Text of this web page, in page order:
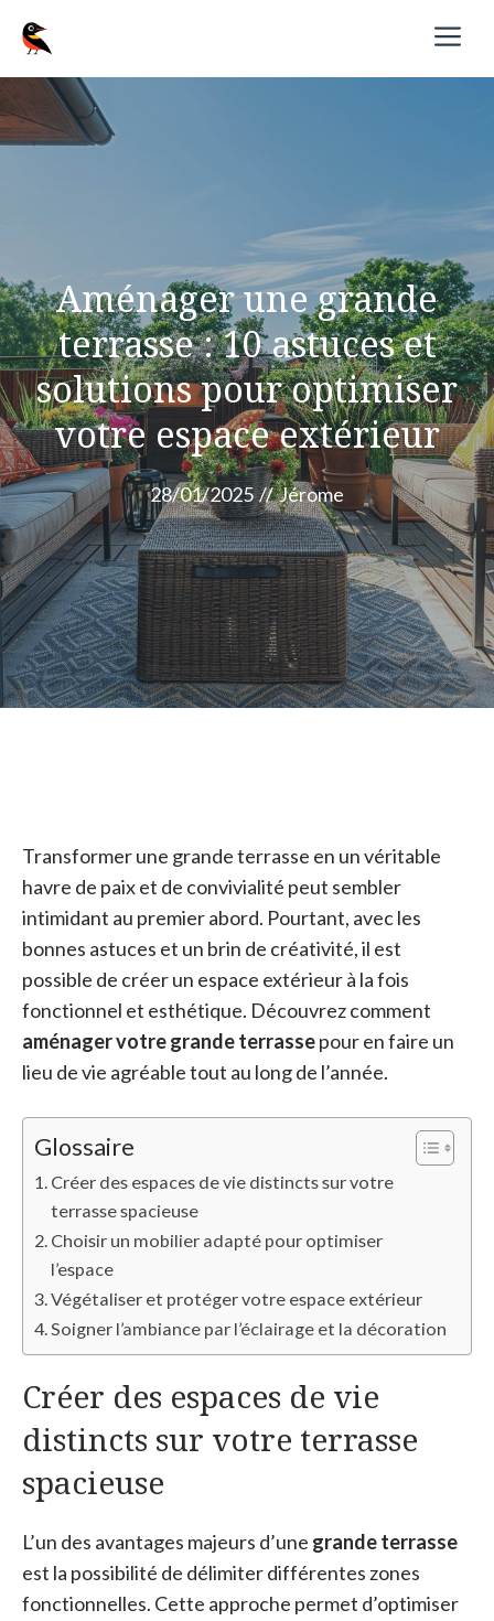
contenu
Aménager une grande
terrasse : 10 astuces et
solutions pour optimiser
votre espace extérieur
28/01/2025 // Jérome
Transformer une grande terrasse en un véritable
havre de paix et de convivialité peut sembler
intimidant au premier abord. Pourtant, avec les
bonnes astuces et un brin de créativité, il est
possible de créer un espace extérieur à la fois
fonctionnel et esthétique. Découvrez comment
aménager votre grande terrassepour en faire un
lieu de vie agréable tout au long de l’année.
Glossaire
Créer des espaces de vie distincts sur votre
terrasse spacieuse
Choisir un mobilier adapté pour optimiser
l’espace
Végétaliser et protéger votre espace extérieur
Soigner l’ambiance par l’éclairage et la décoration
Créer des espaces de vie
distincts sur votre terrasse
spacieuse
L’un des avantages majeurs d’une grande terrasse
est la possibilité de délimiter différentes zones
fonctionnelles. Cette approche permet d’optimiser